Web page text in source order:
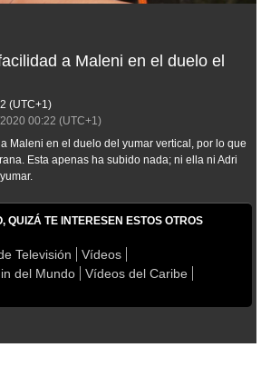
a Maleni en el duelo el
(UTC+1)
00:22 (UTC+1)
Maleni en el duelo del yumar vertical, por lo que
Esta apenas ha subido nada; ni ella ni Adri
QUIZÁ TE INTERESEN ESTOS OTROS
Televisión
Vídeos
del Mundo
Vídeos del Caribe